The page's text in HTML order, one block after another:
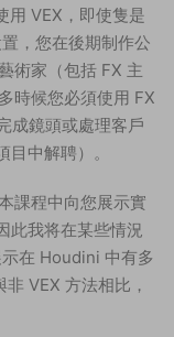
用 VEX，即使隻是
，您在後期制作公
術家（包括 FX 主
時候您必須使用 FX
成鏡頭或處理客戶
中解聘）。
課程中向您展示實
此我将在某些情況
在 Houdini 中有多
VEX 方法相比，